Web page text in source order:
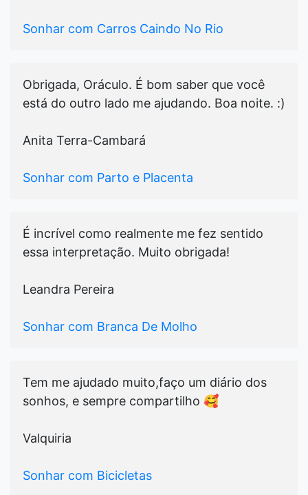
Sonhar com Carros Caindo No Rio
Obrigada, Oráculo. É bom saber que você
está do outro lado me ajudando. Boa noite. :)
Anita Terra-Cambará
Sonhar com Parto e Placenta
É incrível como realmente me fez sentido
essa interpretação. Muito obrigada!
Leandra Pereira
Sonhar com Branca De Molho
Tem me ajudado muito,faço um diário dos
sonhos, e sempre compartilho 🥰
Valquiria
Sonhar com Bicicletas